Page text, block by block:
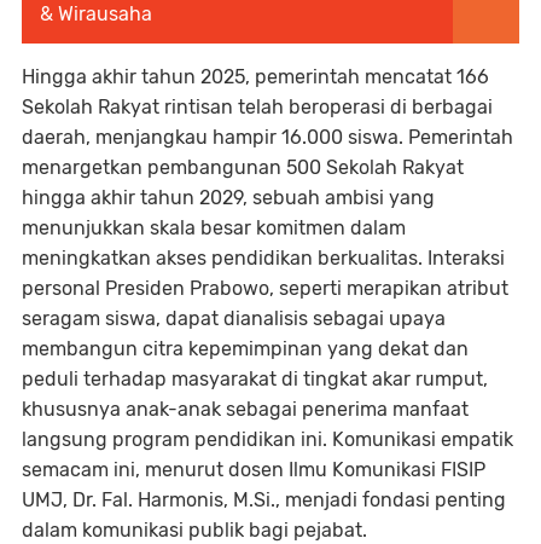
& Wirausaha
Hingga akhir tahun 2025, pemerintah mencatat 166
Sekolah Rakyat rintisan telah beroperasi di berbagai
daerah, menjangkau hampir 16.000 siswa. Pemerintah
menargetkan pembangunan 500 Sekolah Rakyat
hingga akhir tahun 2029, sebuah ambisi yang
menunjukkan skala besar komitmen dalam
meningkatkan akses pendidikan berkualitas. Interaksi
personal Presiden Prabowo, seperti merapikan atribut
seragam siswa, dapat dianalisis sebagai upaya
membangun citra kepemimpinan yang dekat dan
peduli terhadap masyarakat di tingkat akar rumput,
khususnya anak-anak sebagai penerima manfaat
langsung program pendidikan ini. Komunikasi empatik
semacam ini, menurut dosen Ilmu Komunikasi FISIP
UMJ, Dr. Fal. Harmonis, M.Si., menjadi fondasi penting
dalam komunikasi publik bagi pejabat.